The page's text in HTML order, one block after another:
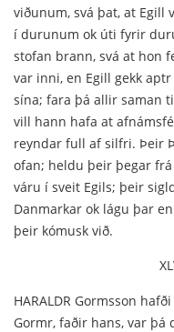
viðunum, svá þat, at
í durunum ok úti fyrir
stofan brann, svá at hon
var inni, en Egill gekk
sína; fara þá allir saman
vill hann hafa at
reyndar full af silfri. Þeir
ofan; heldu þeir þegar
váru í sveit Egils; þeir
Danmarkar ok lágu þar
þeir kómusk við.
HARALDR Gormsson
Gormr, faðir hans, var